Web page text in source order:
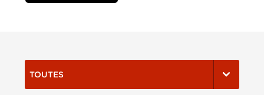
TOUTES